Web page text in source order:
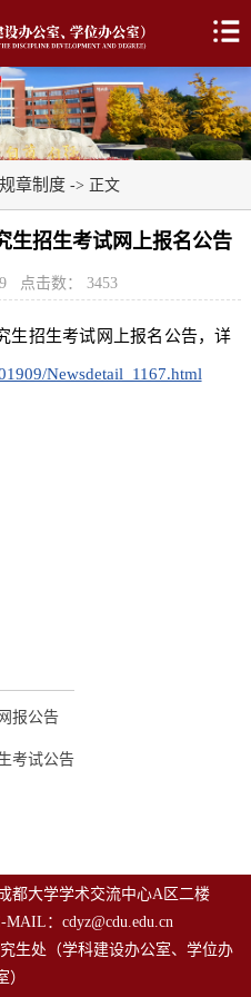
规章制度 -> 正文
生招生考试网上报名公告
点击数： 3453
生招生考试网上报名公告，详
Newsdetail_1167.html
报公告
考试公告
都大学学术交流中心A区二楼
：cdyz@cdu.edu.cn
生处（学科建设办公室、学位办
）